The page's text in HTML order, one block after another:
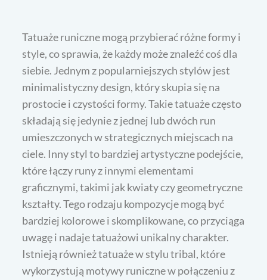
Tatuaże runiczne mogą przybierać różne formy i
style, co sprawia, że każdy może znaleźć coś dla
siebie. Jednym z popularniejszych stylów jest
minimalistyczny design, który skupia się na
prostocie i czystości formy. Takie tatuaże często
składają się jedynie z jednej lub dwóch run
umieszczonych w strategicznych miejscach na
ciele. Inny styl to bardziej artystyczne podejście,
które łączy runy z innymi elementami
graficznymi, takimi jak kwiaty czy geometryczne
kształty. Tego rodzaju kompozycje mogą być
bardziej kolorowe i skomplikowane, co przyciąga
uwagę i nadaje tatuażowi unikalny charakter.
Istnieją również tatuaże w stylu tribal, które
wykorzystują motywy runiczne w połączeniu z